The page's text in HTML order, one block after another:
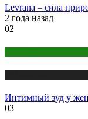
Levrana – сила
2 года назад
02
Интимный зуд у
03